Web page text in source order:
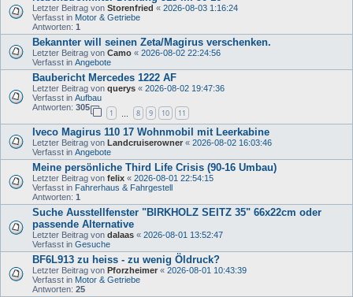
Letzter Beitrag von Storenfried « 2026-08-03 1:16:24
Verfasst in Motor & Getriebe
Antworten: 1
Bekannter will seinen Zeta/Magirus verschenken.
Letzter Beitrag von Camo « 2026-08-02 22:24:56
Verfasst in Angebote
Baubericht Mercedes 1222 AF
Letzter Beitrag von querys « 2026-08-02 19:47:36
Verfasst in Aufbau
Antworten: 305
1 8 9 10 11
Iveco Magirus 110 17 Wohnmobil mit Leerkabine
Letzter Beitrag von Landcruiserowner « 2026-08-02 16:03:46
Verfasst in Angebote
Meine persönliche Third Life Crisis (90-16 Umbau)
Letzter Beitrag von felix « 2026-08-01 22:54:15
Verfasst in Fahrerhaus & Fahrgestell
Antworten: 1
Suche Ausstellfenster "BIRKHOLZ SEITZ 35" 66x22cm oder
passende Alternative
Letzter Beitrag von dalaas « 2026-08-01 13:52:47
Verfasst in Gesuche
BF6L913 zu heiss - zu wenig Öldruck?
Letzter Beitrag von Pforzheimer « 2026-08-01 10:43:39
Verfasst in Motor & Getriebe
Antworten: 25